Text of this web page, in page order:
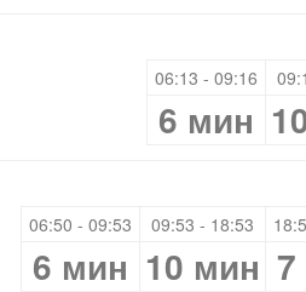
06:13 - 09:16
6 мин
06:50 - 09:53
09:53 - 18:53
6 мин 10 мин